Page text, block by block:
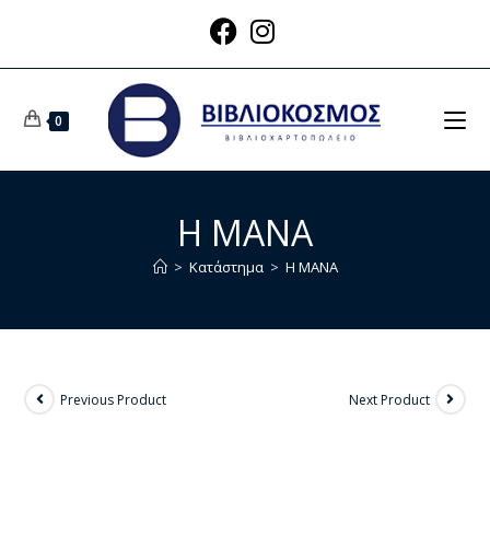
0
Η ΜΑΝΑ
> Κατάστημα > Η ΜΑΝΑ
Previous Product Next Product